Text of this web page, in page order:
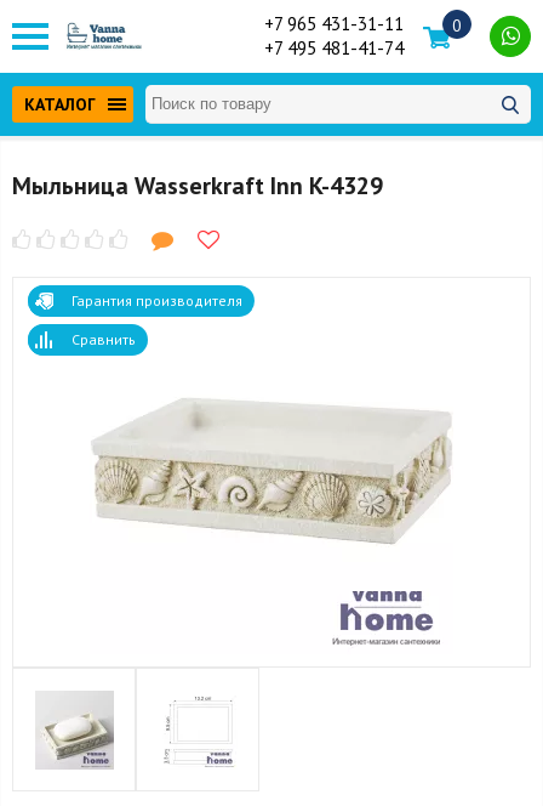
+7 965 431-31-11
+7 495 481-41-74
0
КАТАЛОГ
Мыльница Wasserkraft Inn K-4329
Гарантия производителя
Сравнить